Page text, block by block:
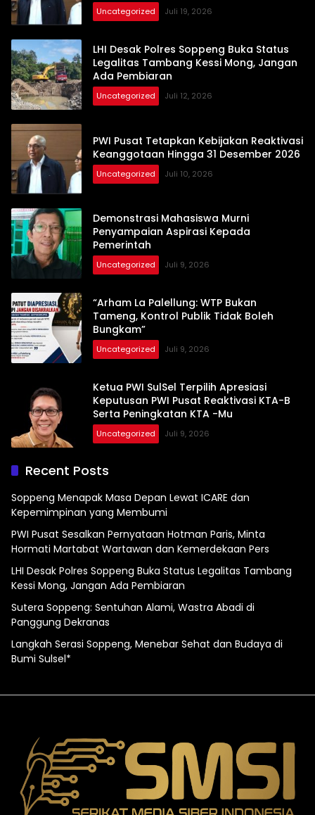
Uncategorized Juli 19, 2026
LHI Desak Polres Soppeng Buka Status
Legalitas Tambang Kessi Mong, Jangan
Ada Pembiaran
Uncategorized Juli 12, 2026
PWI Pusat Tetapkan Kebijakan Reaktivasi
Keanggotaan Hingga 31 Desember 2026
Uncategorized Juli 10, 2026
Demonstrasi Mahasiswa Murni
Penyampaian Aspirasi Kepada
Pemerintah
Uncategorized Juli 9, 2026
“Arham La Palellung: WTP Bukan
Tameng, Kontrol Publik Tidak Boleh
Bungkam”
Uncategorized Juli 9, 2026
Ketua PWI SulSel Terpilih Apresiasi
Keputusan PWI Pusat Reaktivasi KTA-B
Serta Peningkatan KTA -Mu
Uncategorized Juli 9, 2026
Recent Posts
Soppeng Menapak Masa Depan Lewat ICARE dan
Kepemimpinan yang Membumi
PWI Pusat Sesalkan Pernyataan Hotman Paris, Minta
Hormati Martabat Wartawan dan Kemerdekaan Pers
LHI Desak Polres Soppeng Buka Status Legalitas Tambang
Kessi Mong, Jangan Ada Pembiaran
Sutera Soppeng: Sentuhan Alami, Wastra Abadi di
Panggung Dekranas
Langkah Serasi Soppeng, Menebar Sehat dan Budaya di
Bumi Sulsel*